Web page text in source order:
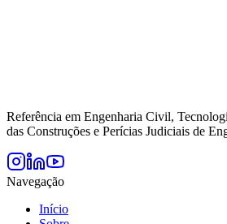
Referência em Engenharia Civil,
das Construções e Perícias Judiciais de
Navegação
Início